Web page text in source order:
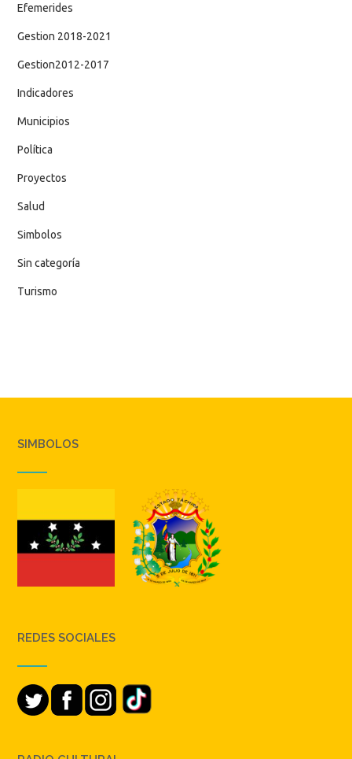
Efemerides
Gestion 2018-2021
Gestion2012-2017
Indicadores
Municipios
Política
Proyectos
Salud
Simbolos
Sin categoría
Turismo
SIMBOLOS
REDES SOCIALES